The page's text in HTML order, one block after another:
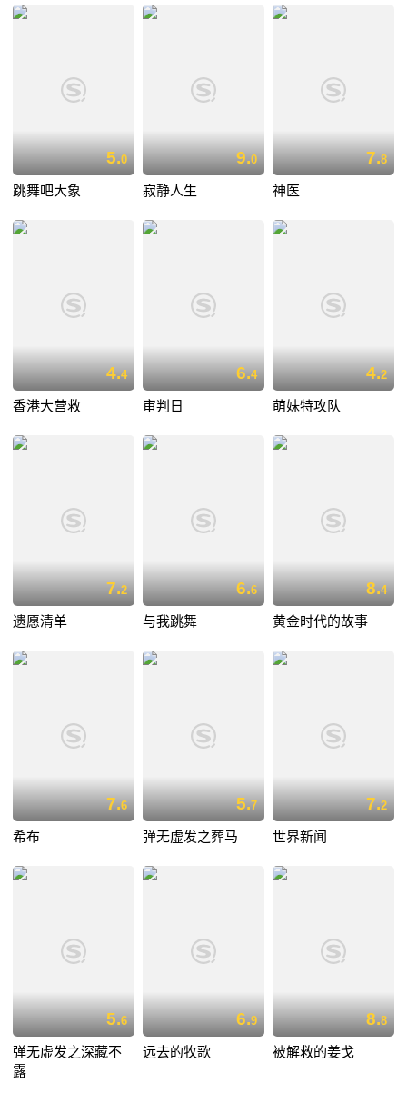
5.0
跳舞吧大象
9.0
寂静人生
7.8
神医
4.4
香港大营救
6.4
审判日
4.2
萌妹特攻队
7.2
遗愿清单
6.6
与我跳舞
8.4
黄金时代的故事
7.6
希布
5.7
弹无虚发之葬马
7.2
世界新闻
5.6
弹无虚发之深藏不
露
6.9
远去的牧歌
8.8
被解救的姜戈